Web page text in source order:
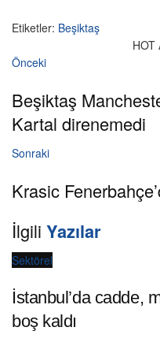
Etiketler: Beşiktaş
HOT
Önceki
Beşiktaş
Kartal direnemedi
Sonraki
Krasic
İlgili Yazılar
Sektörel
İstanbul’da cadde,
boş kaldı